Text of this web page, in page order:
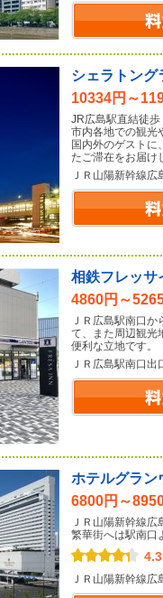
シェラトング
10334円～
JR広島駅直結徒歩
市内各地での観光
国内外のゲストに
たご滞在をお届け
ＪＲ山陽新幹線
相鉄フレッサ
4860円～
ＪＲ広島駅南口
て、また周辺観光
便利な立地です。
ＪＲ広島駅南口
ホテルグラン
6800円～
ＪＲ山陽新幹線広
繁華街へは駅南口
4.3
ＪＲ山陽新幹線